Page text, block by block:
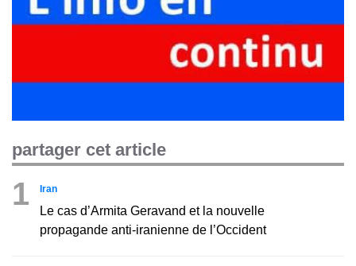
partager cet article
1 Iran
Le cas d’Armita Geravand et la nouvelle
propagande anti-iranienne de l’Occident